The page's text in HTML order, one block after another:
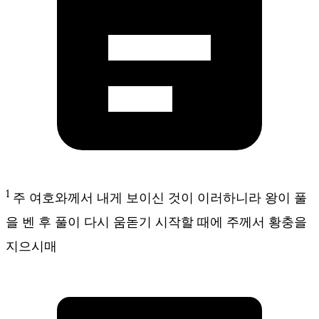
1 주 여호와께서 내게 보이신 것이 이러하니라 왕이 풀
을 벤 후 풀이 다시 움돋기 시작할 때에 주께서 황충을
지으시매